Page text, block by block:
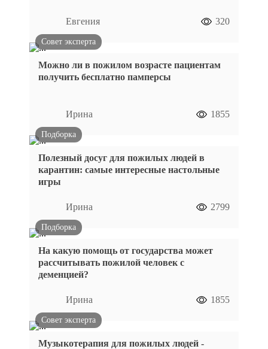
Евгения 320
Совет эксперта
Можно ли в пожилом возрасте пациентам
получить бесплатно памперсы
Ирина 1855
Подборка
Полезный досуг для пожилых людей в
карантин: самые интересные настольные
игры
Ирина 2799
Подборка
На какую помощь от государства может
рассчитывать пожилой человек с
деменцией?
Ирина 1855
Совет эксперта
Музыкотерапия для пожилых людей -